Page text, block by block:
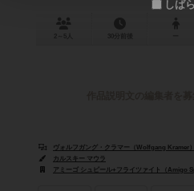
ヴォルフガング・クラマー（Wolfgang Kramer）
カルスキー マウラ
アミーゴ シュピール+フライツァイト（Amigo
しば